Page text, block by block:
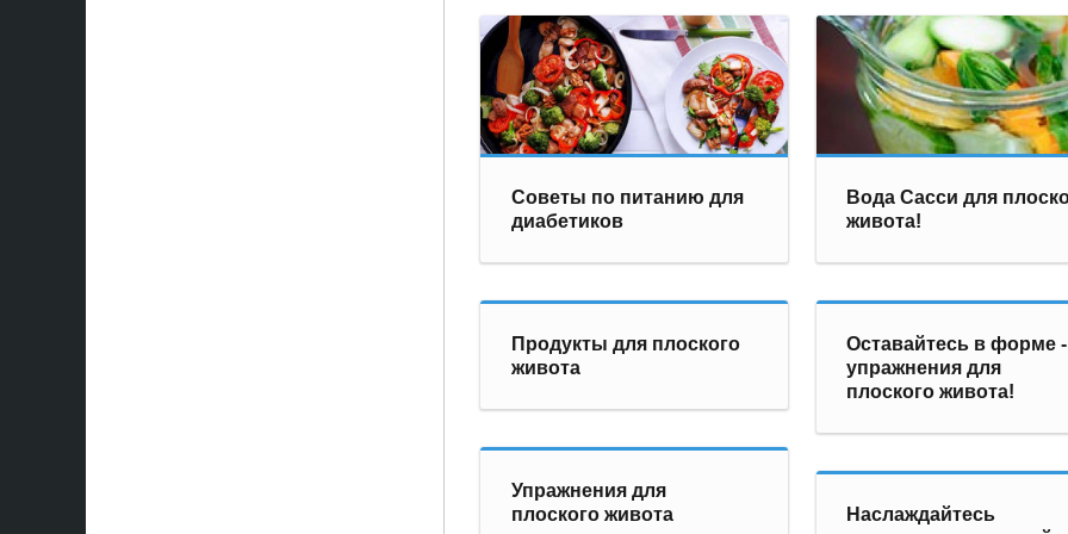
Советы по питанию для
диабетиков
Продукты для плоского
живота
Упражнения для
плоского живота
Вода Сасси для
живота!
Оставайтесь в форме -
упражнения для
плоского живота!
Наслаждайтесь